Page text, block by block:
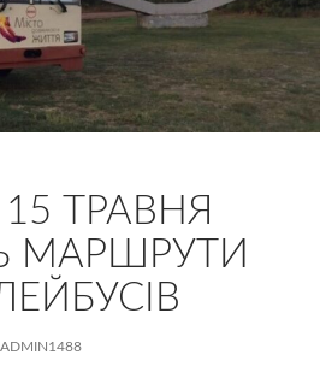
15 ТРАВНЯ
МАРШРУТИ